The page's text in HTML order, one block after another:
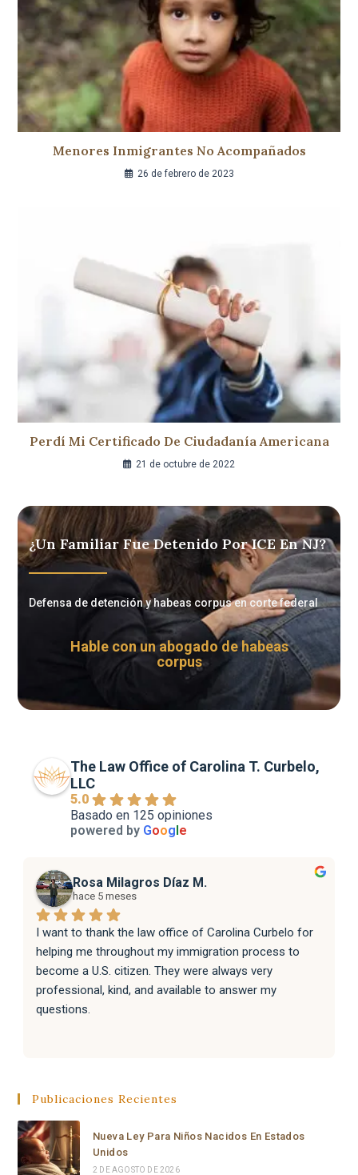
Menores Inmigrantes No Acompañados
26 de febrero de 2023
Perdí Mi Certificado De Ciudadanía Americana
21 de octubre de 2022
¿Un Familiar Fue Detenido Por ICE En NJ?
Defensa de detención y habeas corpus en corte federal
Hable con un abogado de habeas
corpus
The Law Office of Carolina T. Curbelo,
LLC
5.0
Basado en 125 opiniones
powered by Google
Rosa Milagros Díaz M.
hace 5 meses
I want to thank the law office of Carolina Curbelo for
helping me throughout my immigration process to
become a U.S. citizen. They were always very
professional, kind, and available to answer my
questions.
I sincerely recommend the law office of Carolina
Curbelo to anyone who needs help with immigration
matters. Thank you so much for your support and
dedication.
Publicaciones Recientes
Nueva Ley Para Niños Nacidos En Estados
Unidos
2 DE AGOSTO DE 2026